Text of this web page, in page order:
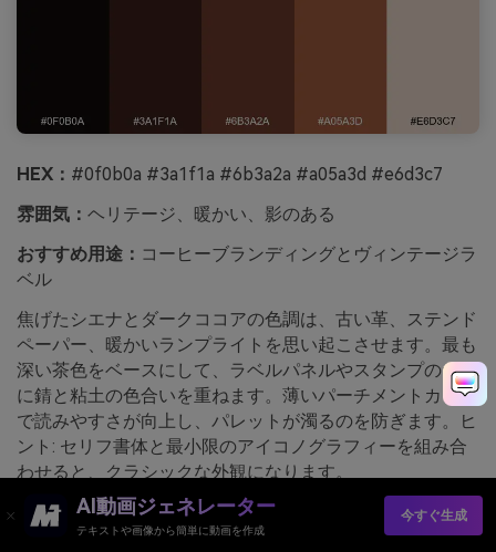
HEX： #0f0b0a #3a1f1a #6b3a2a #a05a3d #e6d3c7
雰囲気： ヘリテージ、暖かい、影のある
おすすめ用途： コーヒーブランディングとヴィンテージラ
ベル
焦げたシエナとダークココアの色調は、古い革、ステンド
ペーパー、暖かいランプライトを思い起こさせます。最も
深い茶色をベースにして、ラベルパネルやスタンプのため
に錆と粘土の色合いを重ねます。薄いパーチメントカラー
で読みやすさが向上し、パレットが濁るのを防ぎます。ヒ
ント: セリフ書体と最小限のアイコノグラフィーを組み合
わせると、クラシックな外観になります。
media.ioを使って生成したアンティークブラッドストーン
の画像例
AI動画ジェネレーター
テキストや画像から簡単に動画を作成
今すぐ生成